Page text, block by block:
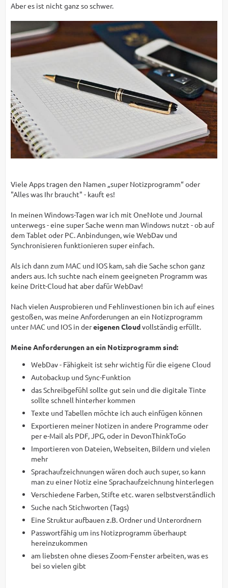
Aber es ist nicht ganz so schwer.
Viele Apps tragen den Namen „super Notizprogramm“ oder
"Alles was Ihr braucht" - kauft es!
In meinen Windows-Tagen war ich mit OneNote und Journal
unterwegs - eine super Sache wenn man Windows nutzt - ob auf
dem Tablet oder PC. Anbindungen, wie WebDav und
Synchronisieren funktionieren super einfach.
Als ich dann zum MAC und IOS kam, sah die Sache schon ganz
anders aus. Ich suchte nach einem geeigneten Programm was
keine Dritt-Cloud hat aber dafür WebDav!
Nach vielen Ausprobieren und Fehlinvestionen bin ich auf eines
gestoßen, was meine Anforderungen an ein Notizprogramm
unter MAC und IOS in dereigenen Cloudvollständig erfüllt.
Meine Anforderungen an ein Notizprogramm sind:
WebDav - Fähigkeit ist sehr wichtig für die eigene Cloud
Autobackup und Sync-Funktion
das Schreibgefühl sollte gut sein und die digitale Tinte
sollte schnell hinterher kommen
Texte und Tabellen möchte ich auch einfügen können
Exportieren meiner Notizen in andere Programme oder
per e-Mail als PDF, JPG, oder in DevonThinkToGo
Importieren von Dateien, Webseiten, Bildern und vielen
mehr
Sprachaufzeichnungen wären doch auch super, so kann
man zu einer Notiz eine Sprachaufzeichnung hinterlegen
Verschiedene Farben, Stifte etc. waren selbstverständlich
Suche nach Stichworten (Tags)
Eine Struktur aufbauen z.B. Ordner und Unterordnern
Passwortfähig um ins Notizprogramm überhaupt
hereinzukommen
am liebsten ohne dieses Zoom-Fenster arbeiten, was es
bei so vielen gibt